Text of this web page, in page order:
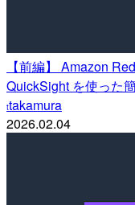
【前編】 Amazon
QuickSight を使った
ttakamura
2026.02.04